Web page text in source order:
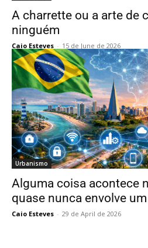
A charrette ou a arte de
ninguém
Caio Esteves - 15 de June de 2026
Urbanismo
Alguma coisa acontece
quase nunca envolve
Caio Esteves - 29 de April de 2026